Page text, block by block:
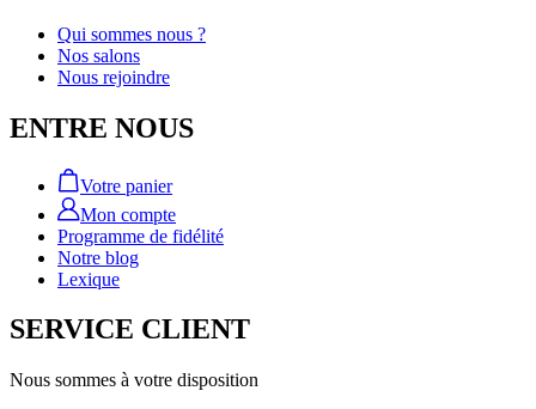
Qui sommes nous ?
Nos salons
Nous rejoindre
ENTRE NOUS
Votre panier
Mon compte
Programme de fidélité
Notre blog
Lexique
SERVICE CLIENT
Nous sommes à votre disposition